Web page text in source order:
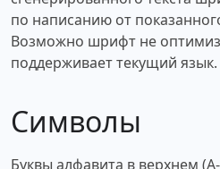
по написанию от
Возможно шрифт не
поддерживает текущий язык.
Символы
Буквы алфавита в верхнем